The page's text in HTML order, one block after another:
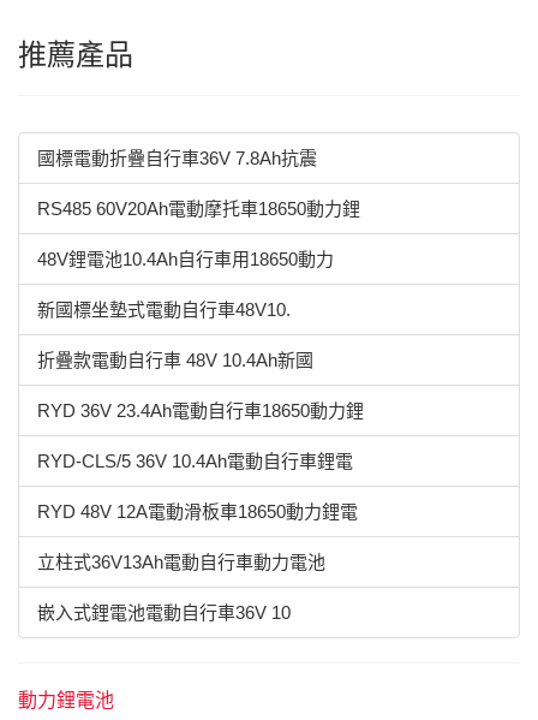
推薦產品
國標電動折疊自行車36V 7.8Ah抗震
RS485 60V20Ah電動摩托車18650動力鋰
48V鋰電池10.4Ah自行車用18650動力
新國標坐墊式電動自行車48V10.
折疊款電動自行車 48V 10.4Ah新國
RYD 36V 23.4Ah電動自行車18650動力鋰
RYD-CLS/5 36V 10.4Ah電動自行車鋰電
RYD 48V 12A電動滑板車18650動力鋰電
立柱式36V13Ah電動自行車動力電池
嵌入式鋰電池電動自行車36V 10
動力鋰電池